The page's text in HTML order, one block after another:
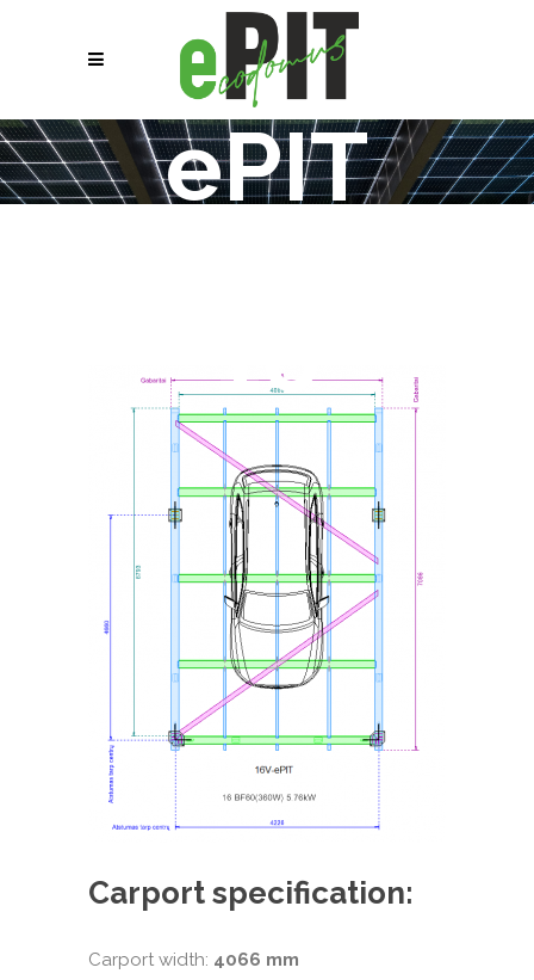
ePIT
16
Carport specification:
Carport width: 4066 mm